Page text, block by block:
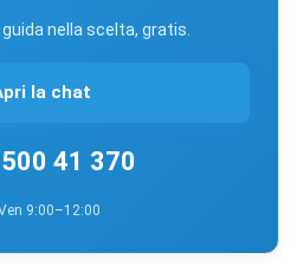
nella scelta, gratis.
la chat
41 370
9:00–12:00